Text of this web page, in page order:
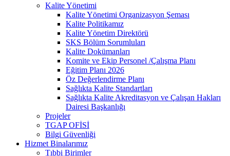
Kalite Yönetimi
Kalite Yönetimi Organizasyon Şeması
Kalite Politikamız
Kalite Yönetim Direktörü
SKS Bölüm Sorumluları
Kalite Dokümanları
Komite ve Ekip Personel /Çalışma Planı
Eğitim Planı 2026
Öz Değerlendirme Planı
Sağlıkta Kalite Standartları
Sağlıkta Kalite Akreditasyon ve Çalışan Hakları
Dairesi Başkanlığı
Projeler
TGAP OFİSİ
Bilgi Güvenliği
Hizmet Binalarımız
Tıbbi Birimler